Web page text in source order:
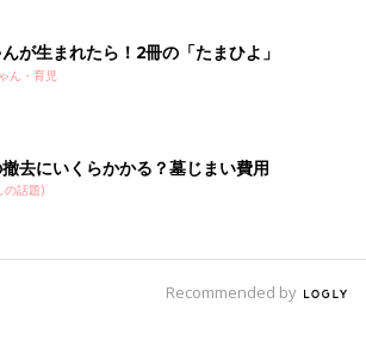
が生まれたら！2冊の「たまひよ」
ん・育児
去にいくらかかる？墓じまい費用
の話題)
Recommended by